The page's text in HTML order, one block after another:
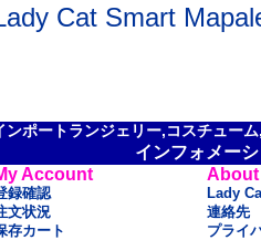
Cat Smart
ンポートランジェリー,コスチュー
インフォメー
Account
録確認
文状況
存カート
About
Lady
連絡先
プライ